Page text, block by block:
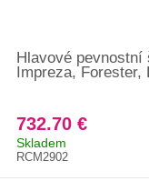
Hlavové pevnostní
Impreza, Forester,
732.70 €
Skladem
RCM2902